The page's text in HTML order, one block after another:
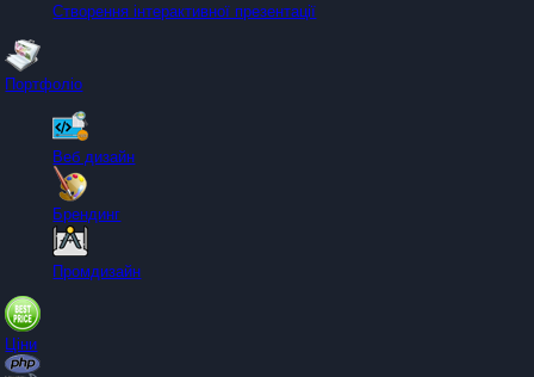
Створення інтерактивної презентації
Портфоліо
Веб дизайн
Брендинг
Промдизайн
Ціни